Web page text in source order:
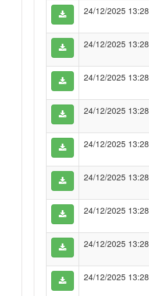
24/12/2025 13:28
24/12/2025 13:28
24/12/2025 13:28
24/12/2025 13:28
24/12/2025 13:28
24/12/2025 13:28
24/12/2025 13:28
24/12/2025 13:28
24/12/2025 13:28